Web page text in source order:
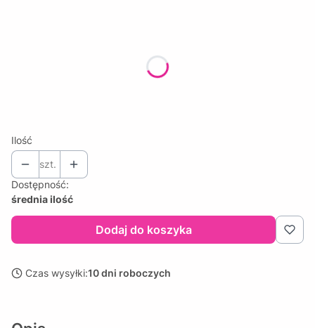
Ilość
szt.
Dostępność:
średnia ilość
Dodaj do koszyka
Czas wysyłki:10 dni roboczych